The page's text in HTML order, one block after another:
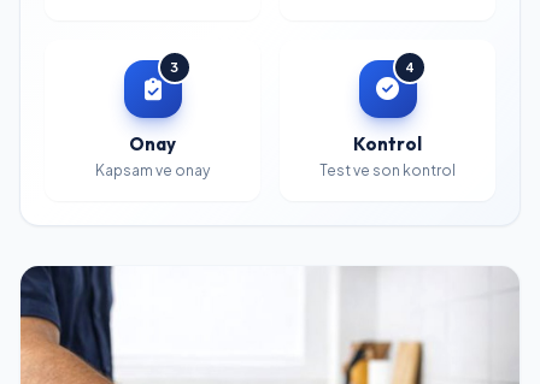
3
Onay
Kapsam ve onay
4
Kontrol
Test ve son kontrol